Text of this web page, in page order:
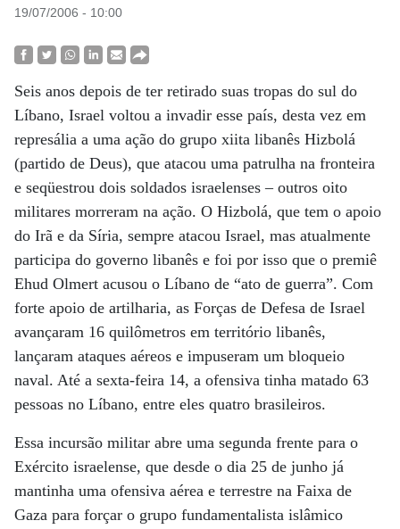
19/07/2006 - 10:00
Seis anos depois de ter retirado suas tropas do sul do
Líbano, Israel voltou a invadir esse país, desta vez em
represália a uma ação do grupo xiita libanês Hizbolá
(partido de Deus), que atacou uma patrulha na fronteira
e seqüestrou dois soldados israelenses – outros oito
militares morreram na ação. O Hizbolá, que tem o apoio
do Irã e da Síria, sempre atacou Israel, mas atualmente
participa do governo libanês e foi por isso que o premiê
Ehud Olmert acusou o Líbano de “ato de guerra”. Com
forte apoio de artilharia, as Forças de Defesa de Israel
avançaram 16 quilômetros em território libanês,
lançaram ataques aéreos e impuseram um bloqueio
naval. Até a sexta-feira 14, a ofensiva tinha matado 63
pessoas no Líbano, entre eles quatro brasileiros.
Essa incursão militar abre uma segunda frente para o
Exército israelense, que desde o dia 25 de junho já
mantinha uma ofensiva aérea e terrestre na Faixa de
Gaza para forçar o grupo fundamentalista islâmico